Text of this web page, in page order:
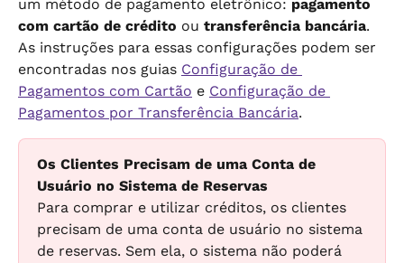
um método de pagamento eletrônico: pagamento
com cartão de crédito ou transferência bancária.
As instruções para essas configurações podem ser
encontradas nos guias Configuração de
Pagamentos com Cartão e Configuração de
Pagamentos por Transferência Bancária.
Os Clientes Precisam de uma Conta de
Usuário no Sistema de Reservas
Para comprar e utilizar créditos, os clientes
precisam de uma conta de usuário no sistema
de reservas. Sem ela, o sistema não poderá